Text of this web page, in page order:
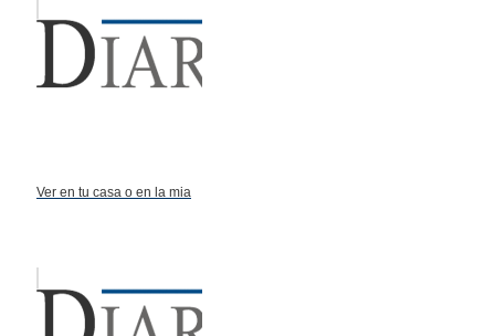
Ver en tu casa o en la mia